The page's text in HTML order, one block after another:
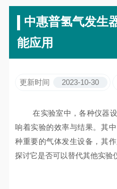
技术
中惠普氢气发生
能应用
更新时间 2023-10-30
在实验室中，各种仪器设
响着实验的效率与结果。其
种重要的气体发生设备，其
探讨它是否可以替代其他实验